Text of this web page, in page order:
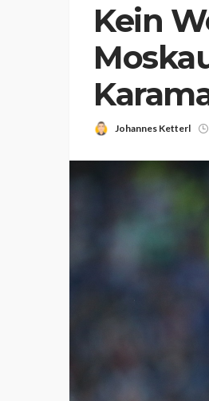
Kein
Johannes Ketterl